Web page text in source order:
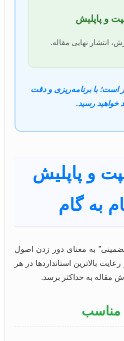
انتشار نهایی مقاله.
با برنامه‌ریزی و دقت
خواهید رسید.
و پاپلیش
به گام
به معنای دور زدن اصول
بالاترین استانداردها در هر
مقاله به حداکثر برسد.